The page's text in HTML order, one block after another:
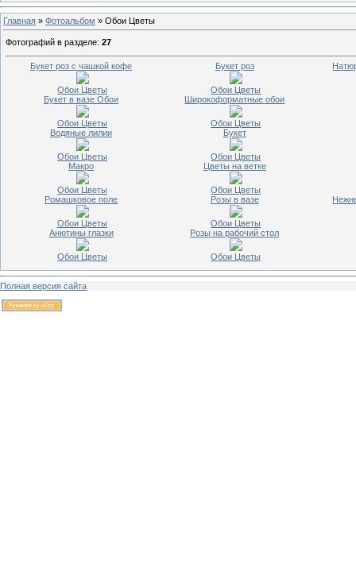
Главная » Фотоальбом » Обои Цветы
Фотографий в разделе: 27
Букет роз с чашкой кофе
Обои Цветы
Букет роз
Обои Цветы
Букет в вазе Обои
Обои Цветы
Широкоформатные обои
Обои Цветы
Водяные лилии
Обои Цветы
Букет
Обои Цветы
Макро
Обои Цветы
Цветы на ветке
Обои Цветы
Ромашковое поле
Обои Цветы
Розы в вазе
Обои Цветы
Анютины глазки
Обои Цветы
Розы на рабочий стол
Обои Цветы
Полная версия сайта